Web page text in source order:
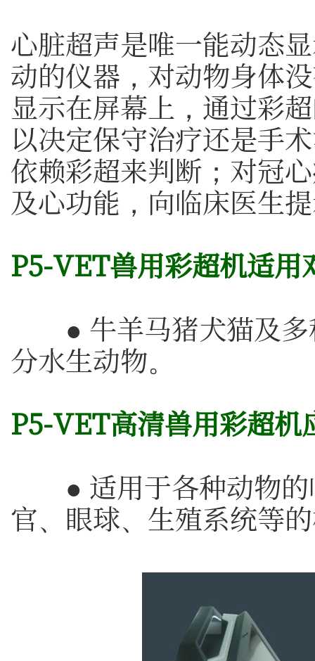
心脏超声是唯一能动态
动的仪器，对动物身体
显示在屏幕上，通过彩
以决定保守治疗还是手
依赖彩超来判断；对冠
及心功能，向临床医生
P5-VET兽用彩超机适用
● 牛羊马猪犬猫及多
分水生动物。
P5-VET高清兽用彩超机
● 适用于各种动物的
官、眼球、生殖系统等